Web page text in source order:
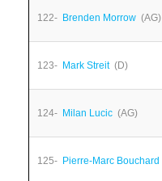
122- Brenden Morrow (AG)
123- Mark Streit(D)
124- Milan Lucic (AG)
125- Pierre-Marc Bouchard